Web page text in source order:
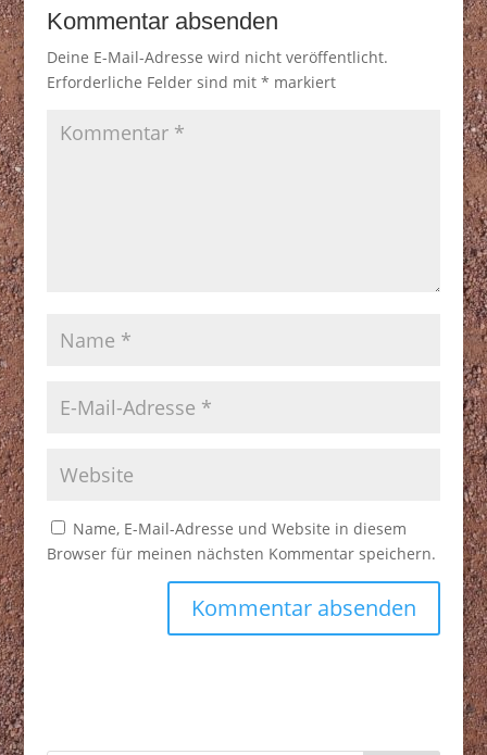
Kommentar absenden
Deine E-Mail-Adresse wird nicht veröffentlicht.
Erforderliche Felder sind mit * markiert
Name, E-Mail-Adresse und Website in diesem
Browser für meinen nächsten Kommentar speichern.